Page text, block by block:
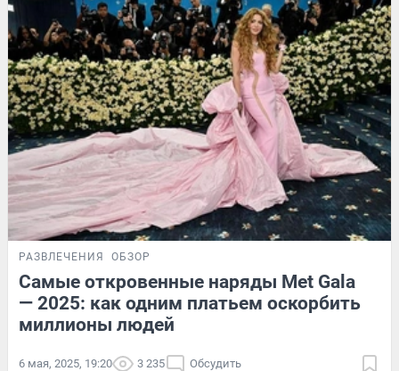
РАЗВЛЕЧЕНИЯ ОБЗОР
Самые откровенные наряды Met Gala
— 2025: как одним платьем оскорбить
миллионы людей
6 мая, 2025, 19:20 3 235 Обсудить